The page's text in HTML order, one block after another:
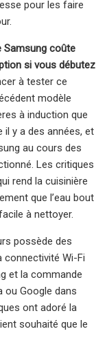
pour les faire
Samsung coûte
si vous débutez
à tester ce
modèle
à induction que
y a des années, et
au cours des
Les critiques
rend la cuisinière
que l’eau bout
à nettoyer.
possède des
Wi-Fi
et la commande
ou Google dans
ont adoré la
souhaité que le